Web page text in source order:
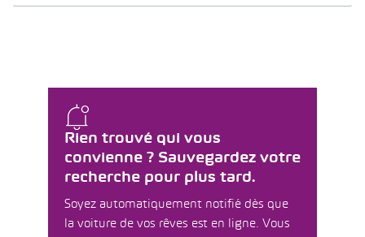
Rien trouvé qui vous
convienne ? Sauvegardez votre
recherche pour plus tard.
Soyez automatiquement notifié dès que
la voiture de vos rêves est en ligne. Vous